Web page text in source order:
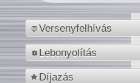
Versenyfelhívás
Lebonyolítás
Díjazás